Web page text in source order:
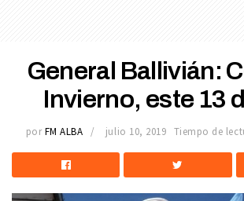
General Ballivián:
Invierno, este 13
por FM ALBA julio 10, 2019 Tiempo de